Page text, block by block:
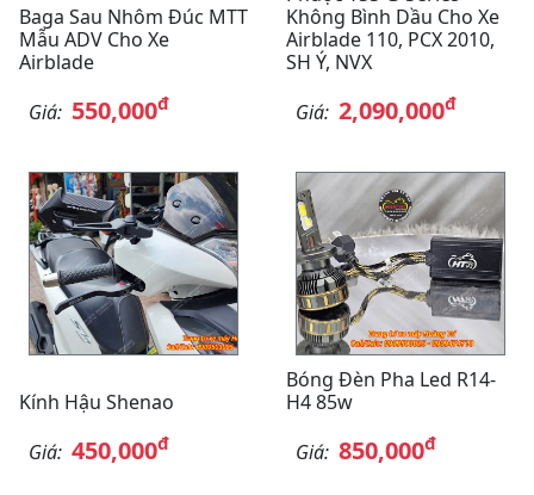
Baga Sau Nhôm Đúc MTT
Mẫu ADV Cho Xe
Airblade
Giá: 550,000đ
Không Bình Dầu Cho Xe
Airblade 110, PCX 2010,
SH Ý, NVX
Giá: 2,090,000đ
Kính Hậu Shenao
Giá: 450,000đ
Bóng Đèn Pha Led R14-
H4 85w
Giá: 850,000đ